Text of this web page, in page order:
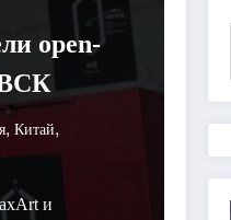
open-
, Китай,
и